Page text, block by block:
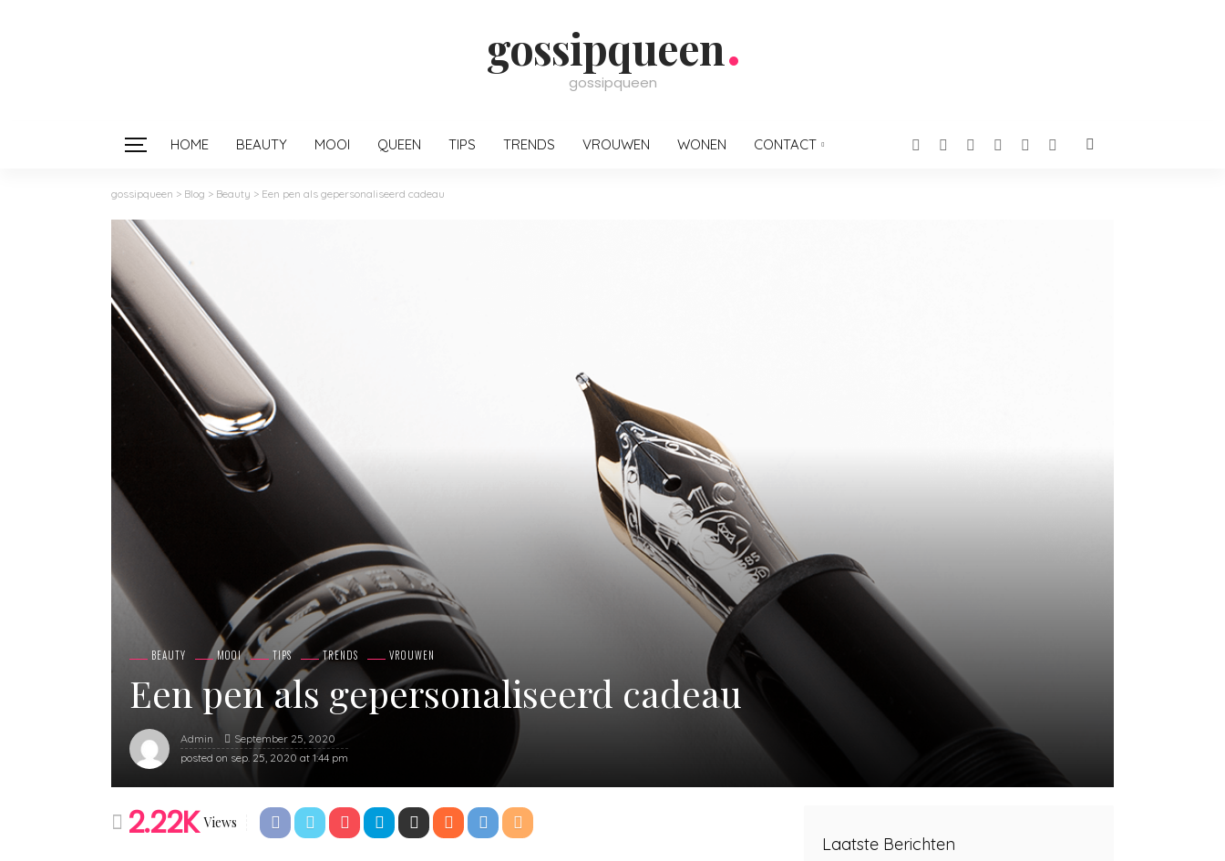
gossipqueen
gossipqueen
HOME BEAUTY MOOI QUEEN TIPS TRENDS VROUWEN WONEN CONTACT
gossipqueen > Blog > Beauty > Een pen als gepersonaliseerd cadeau
BEAUTY MOOI TIPS TRENDS VROUWEN
Een pen als gepersonaliseerd cadeau
Admin
September 25, 2020
posted on sep. 25, 2020 at 1:44 pm
2.22K Views
Laatste Berichten